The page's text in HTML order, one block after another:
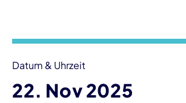
Datum & Uhrzeit
22. Nov 2025